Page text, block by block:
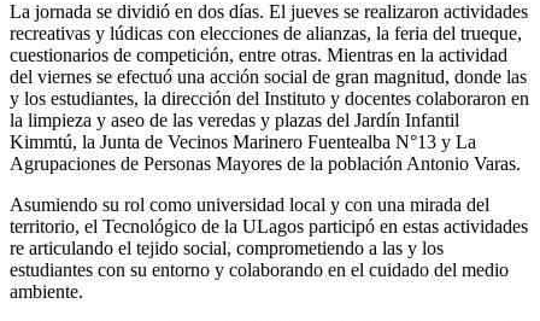
La jornada se dividió en dos días. El jueves se realizaron actividades
recreativas y lúdicas con elecciones de alianzas, la feria del trueque,
cuestionarios de competición, entre otras. Mientras en la actividad
del viernes se efectuó una acción social de gran magnitud, donde las
y los estudiantes, la dirección del Instituto y docentes colaboraron en
la limpieza y aseo de las veredas y plazas del Jardín Infantil
Kimmtú, la Junta de Vecinos Marinero Fuentealba N°13 y La
Agrupaciones de Personas Mayores de la población Antonio Varas.
Asumiendo su rol como universidad local y con una mirada del
territorio, el Tecnológico de la ULagos participó en estas actividades
re articulando el tejido social, comprometiendo a las y los
estudiantes con su entorno y colaborando en el cuidado del medio
ambiente.